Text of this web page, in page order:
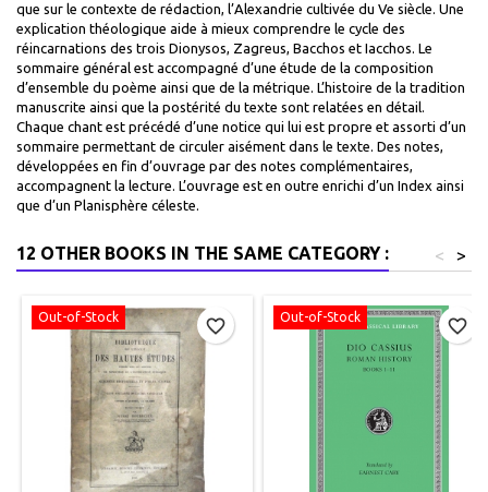
que sur le contexte de rédaction, l’Alexandrie cultivée du Ve siècle. Une
explication théologique aide à mieux comprendre le cycle des
réincarnations des trois Dionysos, Zagreus, Bacchos et Iacchos. Le
sommaire général est accompagné d’une étude de la composition
d’ensemble du poème ainsi que de la métrique. L’histoire de la tradition
manuscrite ainsi que la postérité du texte sont relatées en détail.
Chaque chant est précédé d’une notice qui lui est propre et assorti d’un
sommaire permettant de circuler aisément dans le texte. Des notes,
développées en fin d’ouvrage par des notes complémentaires,
accompagnent la lecture. L’ouvrage est en outre enrichi d’un Index ainsi
que d’un Planisphère céleste.
12 OTHER BOOKS IN THE SAME CATEGORY : >
<
Out-of-Stock favorite_border Out-of-Stock favorite_border